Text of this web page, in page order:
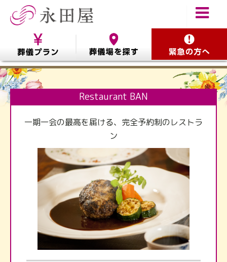
Restaurant BAN
一期一会の最高を届ける、完全予約制のレストラ
ン